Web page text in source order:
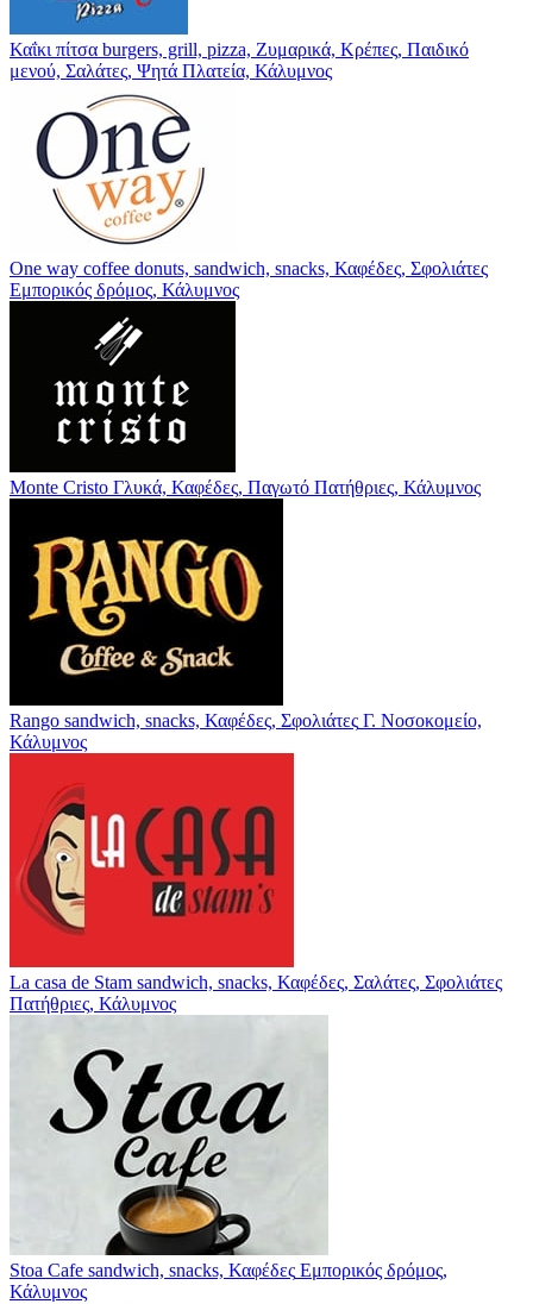
Καΐκι πίτσα burgers, grill, pizza, Ζυμαρικά, Κρέπες, Παιδικό
μενού, Σαλάτες, Ψητά Πλατεία, Κάλυμνος
One way coffee donuts, sandwich, snacks, Καφέδες, Σφολιάτες
Εμπορικός δρόμος, Κάλυμνος
Monte Cristo Γλυκά, Καφέδες, Παγωτό Πατήθριες, Κάλυμνος
Rango sandwich, snacks, Καφέδες, Σφολιάτες Γ. Νοσοκομείο,
Κάλυμνος
La casa de Stam sandwich, snacks, Καφέδες, Σαλάτες, Σφολιάτες
Πατήθριες, Κάλυμνος
Stoa Cafe sandwich, snacks, Καφέδες Εμπορικός δρόμος,
Κάλυμνος